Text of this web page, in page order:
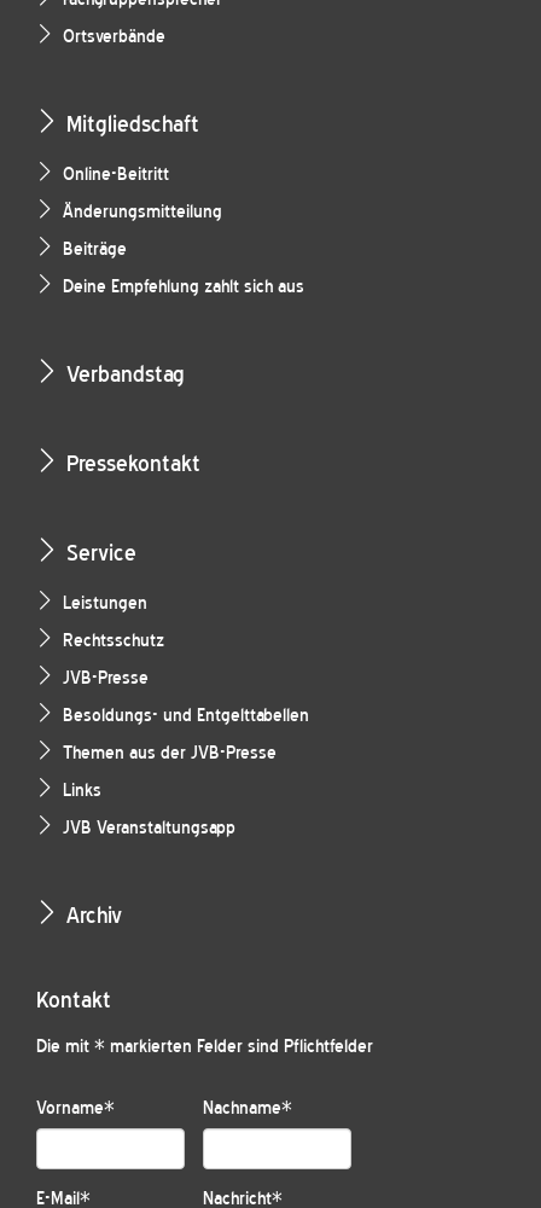
Ortsverbände
Mitgliedschaft
Online-Beitritt
Änderungsmitteilung
Beiträge
Deine Empfehlung zahlt sich aus
Verbandstag
Pressekontakt
Service
Leistungen
Rechtsschutz
JVB-Presse
Besoldungs- und Entgelttabellen
Themen aus der JVB-Presse
Links
JVB Veranstaltungsapp
Archiv
Kontakt
Die mit * markierten Felder sind Pflichtfelder
Vorname* Nachname*
E-Mail* Nachricht*